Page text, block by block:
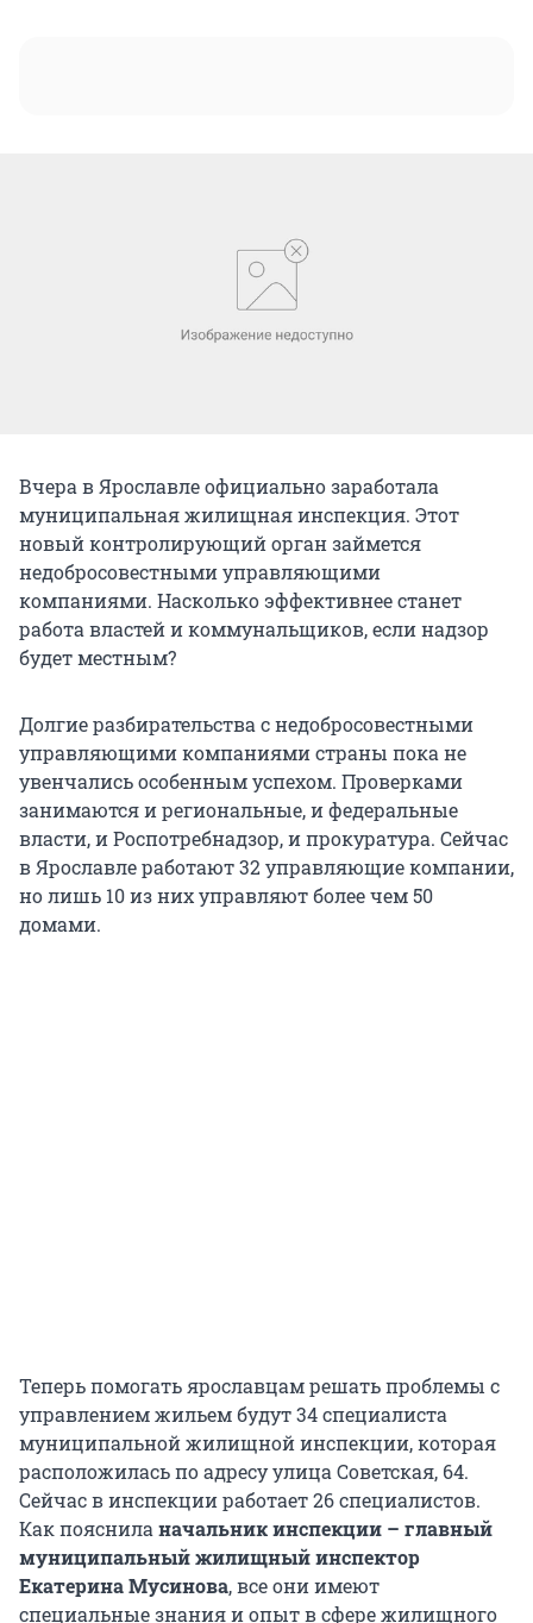
Вчера в Ярославле официально заработала
муниципальная жилищная инспекция. Этот
новый контролирующий орган займется
недобросовестными управляющими
компаниями. Насколько эффективнее станет
работа властей и коммунальщиков, если надзор
будет местным?
Долгие разбирательства с недобросовестными
управляющими компаниями страны пока не
увенчались особенным успехом. Проверками
занимаются и региональные, и федеральные
власти, и Роспотребнадзор, и прокуратура. Сейчас
в Ярославле работают 32 управляющие компании,
но лишь 10 из них управляют более чем 50
домами.
Теперь помогать ярославцам решать проблемы с
управлением жильем будут 34 специалиста
муниципальной жилищной инспекции, которая
расположилась по адресу улица Советская, 64.
Сейчас в инспекции работает 26 специалистов.
Как пояснила начальник инспекции – главный
муниципальный жилищный инспектор
Екатерина Мусинова, все они имеют
специальные знания и опыт в сфере жилищного